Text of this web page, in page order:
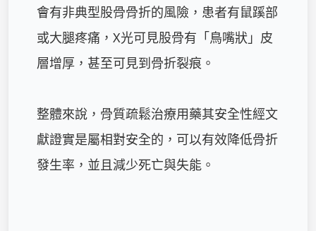
會有非典型股骨骨折的風險，患者有鼠蹊部
或大腿疼痛，X光可見股骨有「鳥嘴狀」皮
層增厚，甚至可見到骨折裂痕。
整體來說，骨質疏鬆治療用藥其安全性經文
獻證實是屬相對安全的，可以有效降低骨折
發生率，並且減少死亡與失能。